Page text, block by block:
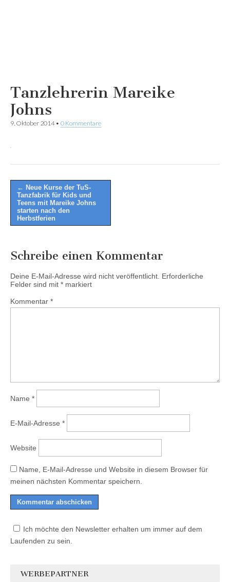
Tanzlehrerin Mareike
Johns
9. Oktober 2014• 0 Kommentare
Post
navigation
← Neue Kurse der TuS-
Tanzfabrik für Kids und
Teens mit Mareike Johns
starten nach den
Herbstferien
Schreibe einen Kommentar
Deine E-Mail-Adresse wird nicht veröffentlicht. Erforderliche
Felder sind mit * markiert
Kommentar *
Name *
E-Mail-Adresse *
Website
Name, E-Mail-Adresse und Website in diesem Browser für
meinen nächsten Kommentar speichern.
Ich möchte den Newsletter erhalten um immer auf dem
Laufenden zu sein.
WERBEPARTNER